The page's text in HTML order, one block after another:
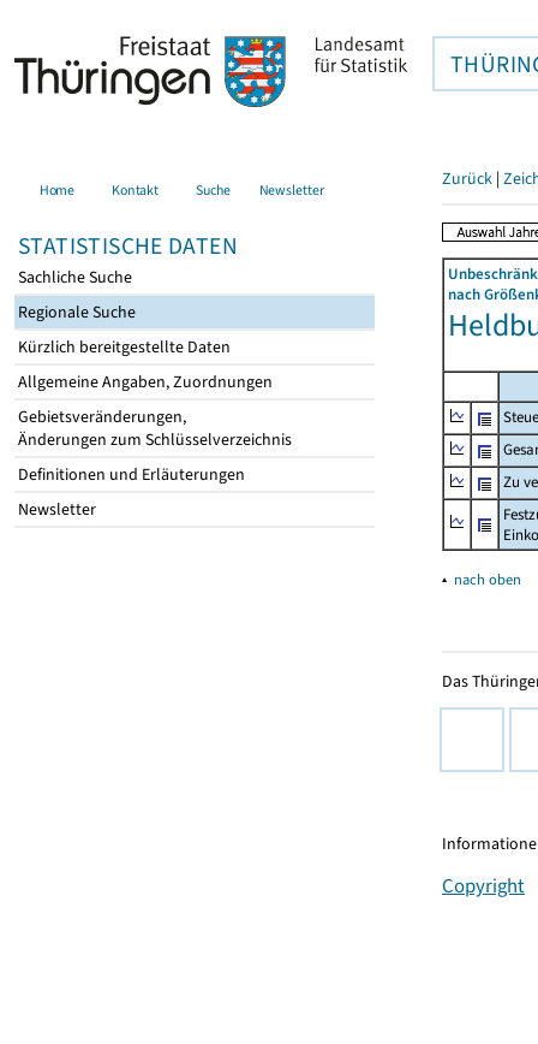
Home Kontakt Suche Newsletter
STATISTISCHE DATEN
Sachliche Suche
Regionale Suche
Kürzlich bereitgestellte Daten
Allgemeine Angaben, Zuordnungen
Gebietsveränderungen,
Änderungen zum Schlüsselverzeichnis
Definitionen und Erläuterungen
Newsletter
Zurück |
nach
Zu
▴ nach oben
Das
Copyright